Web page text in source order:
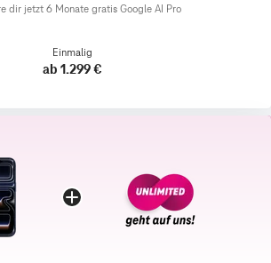
dir jetzt 6 Monate gratis Google AI Pro
Einmalig
ab 1.299 €